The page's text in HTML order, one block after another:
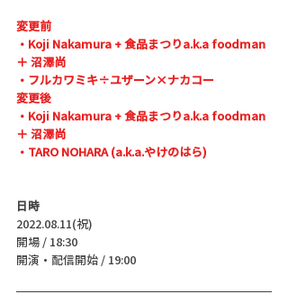
変更前
・Koji Nakamura + 食品まつりa.k.a foodman
＋ 沼澤尚
・フルカワミキ÷ユザーン×ナカコー
変更後
・Koji Nakamura + 食品まつりa.k.a foodman
＋ 沼澤尚
・TARO NOHARA (a.k.a.やけのはら)
日時
2022.08.11(祝)
開場 / 18:30
開演・配信開始 / 19:00